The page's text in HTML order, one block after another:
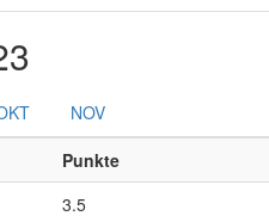
NOV
Punkte
3.5